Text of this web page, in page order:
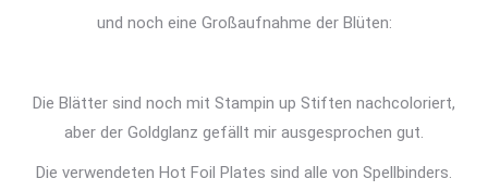
und noch eine Großaufnahme der Blüten:
Die Blätter sind noch mit Stampin up Stiften nachcoloriert,
aber der Goldglanz gefällt mir ausgesprochen gut.
Die verwendeten Hot Foil Plates sind alle von Spellbinders.